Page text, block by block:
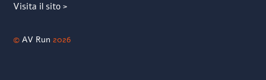
Visita il sito >
©AV Run 2026